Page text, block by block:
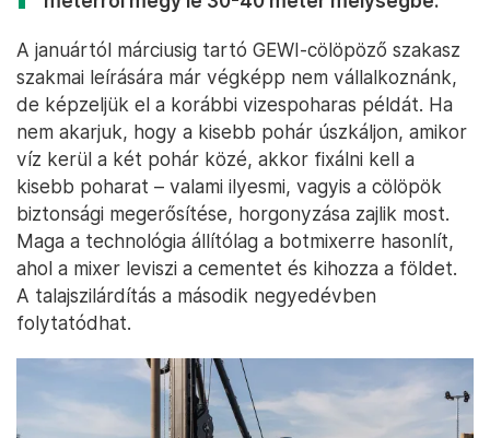
A januártól márciusig tartó GEWI-cölöpöző szakasz
szakmai leírására már végképp nem vállalkoznánk,
de képzeljük el a korábbi vizespoharas példát. Ha
nem akarjuk, hogy a kisebb pohár úszkáljon, amikor
víz kerül a két pohár közé, akkor fixálni kell a
kisebb poharat – valami ilyesmi, vagyis a cölöpök
biztonsági megerősítése, horgonyzása zajlik most.
Maga a technológia állítólag a botmixerre hasonlít,
ahol a mixer leviszi a cementet és kihozza a földet.
A talajszilárdítás a második negyedévben
folytatódhat.